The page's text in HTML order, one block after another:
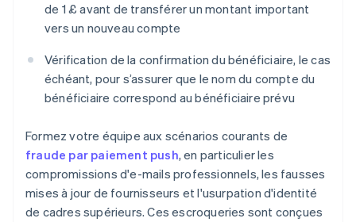
de 1 £ avant de transférer un montant important
vers un nouveau compte
Vérification de la confirmation du bénéficiaire, le cas
échéant, pour s’assurer que le nom du compte du
bénéficiaire correspond au bénéficiaire prévu
Formez votre équipe aux scénarios courants de
fraude par paiement push, en particulier les
compromissions d'e-mails professionnels, les fausses
mises à jour de fournisseurs et l'usurpation d'identité
de cadres supérieurs. Ces escroqueries sont conçues